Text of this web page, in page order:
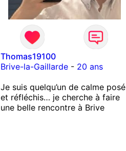
Thomas19100
Brive-la-Gaillarde- 20 ans
Je suis quelqu’un de calme posé
et réfléchis… je cherche à faire
une belle rencontre à Brive